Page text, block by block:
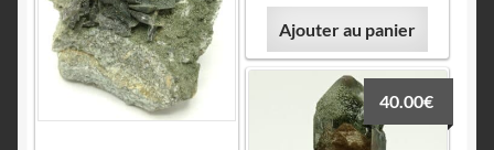
Ajouter au panier
40.00€